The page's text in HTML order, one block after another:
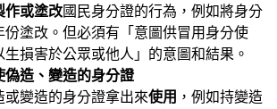
作或塗改國民身分證的行為，例如將身分
份塗改。但必須有「意圖供冒用身分使
生損害於公眾或他人」的意圖和結果。
偽造、變造的身分證
或變造的身分證拿出來使用 ，例如持變造